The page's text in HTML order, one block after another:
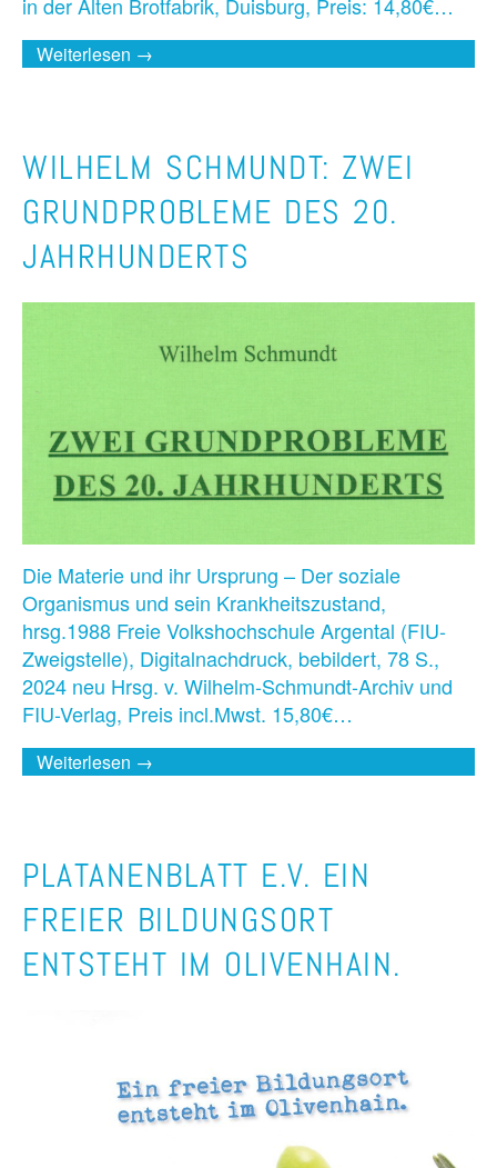
in der Alten Brotfabrik, Duisburg, Preis: 14,80€…
Weiterlesen →
WILHELM SCHMUNDT: ZWEI
GRUNDPROBLEME DES 20.
JAHRHUNDERTS
Die Materie und ihr Ursprung – Der soziale
Organismus und sein Krankheitszustand,
hrsg.1988 Freie Volkshochschule Argental (FIU-
Zweigstelle), Digitalnachdruck, bebildert, 78 S.,
2024 neu Hrsg. v. Wilhelm-Schmundt-Archiv und
FIU-Verlag, Preis incl.Mwst. 15,80€…
Weiterlesen →
PLATANENBLATT E.V. EIN
FREIER BILDUNGSORT
ENTSTEHT IM OLIVENHAIN.